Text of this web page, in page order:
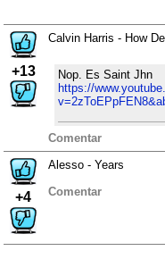
+13
Calvin Harris - How
Nop. Es Saint Jhn
https://
Comentar
+4
Alesso - Years
Comentar